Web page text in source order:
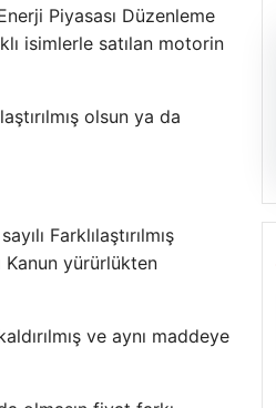
Piyasası Düzenleme
isimlerle satılan motorin
olsun ya da
Farklılaştırılmış
Kanun yürürlükten
ve aynı maddeye